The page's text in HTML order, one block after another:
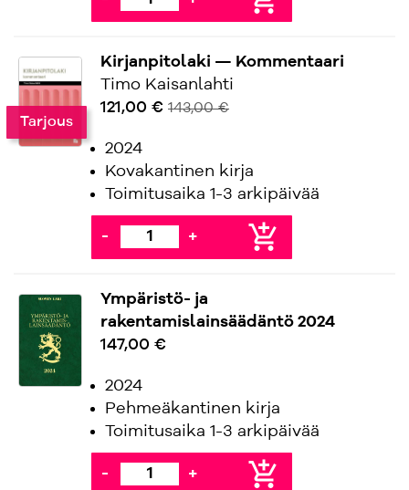
Tarjous
Kirjanpitolaki — Kommentaari
Timo Kaisanlahti
121,00 € 143,00 €
2024
Kovakantinen kirja
Toimitusaika 1-3 arkipäivää
- + add_shopping_cart
Ympäristö- ja
rakentamislainsäädäntö 2024
147,00 €
2024
Pehmeäkantinen kirja
Toimitusaika 1-3 arkipäivää
- + add_shopping_cart